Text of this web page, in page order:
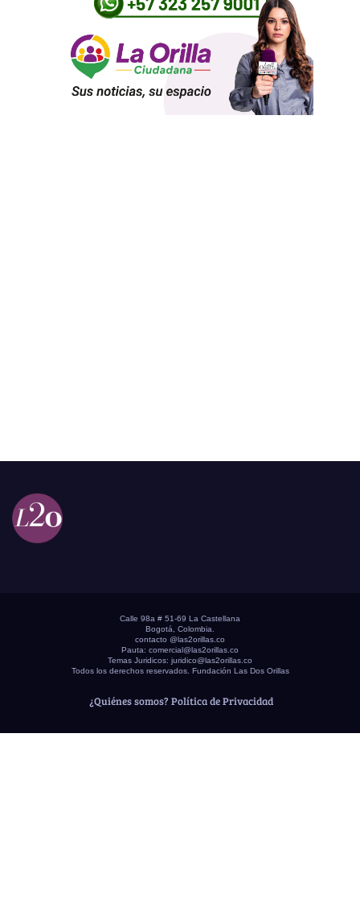
Calle 98a # 51-69 La Castellana
Bogotá, Colombia.
contacto @las2orillas.co
Pauta: comercial@las2orillas.co
Temas Juridicos: juridico@las2orillas.co
Todos los derechos reservados. Fundación Las Dos Orillas
¿Quiénes somos? Política de Privacidad